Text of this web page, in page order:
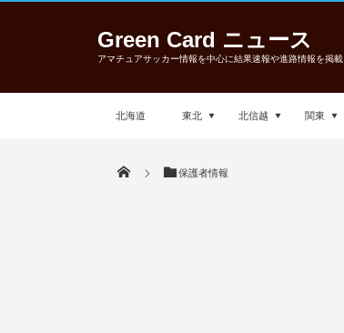
Green Card ニュース
アマチュアサッカー情報を中心に結果速報や進路情報を掲載
北海道 東北 北信越 関東
保護者情報